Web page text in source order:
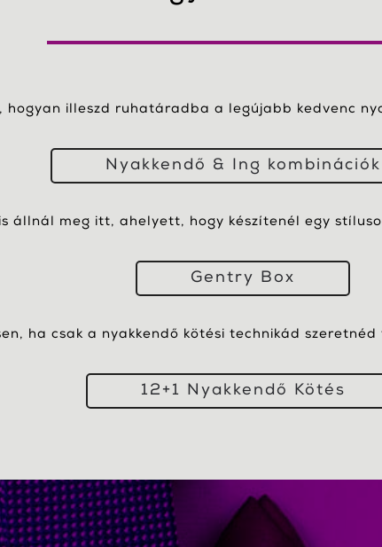
illeszd ruhatáradba a legújabb kedvenc
Nyakkendő & Ing kombinációk
állnál meg itt, ahelyett, hogy készítenél egy
Gentry Box
ha csak a nyakkendő kötési technikád
12+1 Nyakkendő Kötés